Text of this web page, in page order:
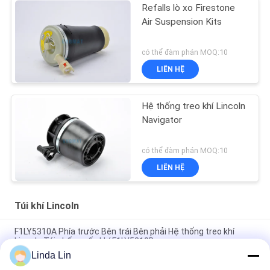
Refalls lò xo Firestone
Air Suspension Kits
có thể đàm phán MOQ:10
LIÊN HỆ
Hệ thống treo khí Lincoln
Navigator
có thể đàm phán MOQ:10
LIÊN HỆ
Túi khí Lincoln
F1LY5310A Phía trước Bên trái Bên phải Hệ thống treo khí
Lincoln Túi chống sốc khí F1LY5310B
Ống treo trước xuân 3U2Z5310DA tương thích với Lincoln phụ
Linda Lin